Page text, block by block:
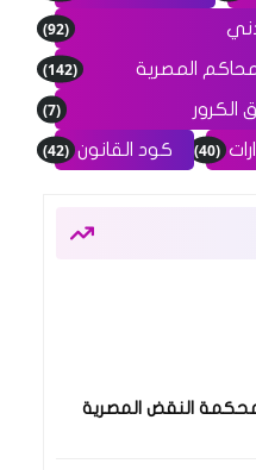
(92)
المصرية (142)
الكرور (7)
(40) كود القانون (42)
محكمة النقض المصرية